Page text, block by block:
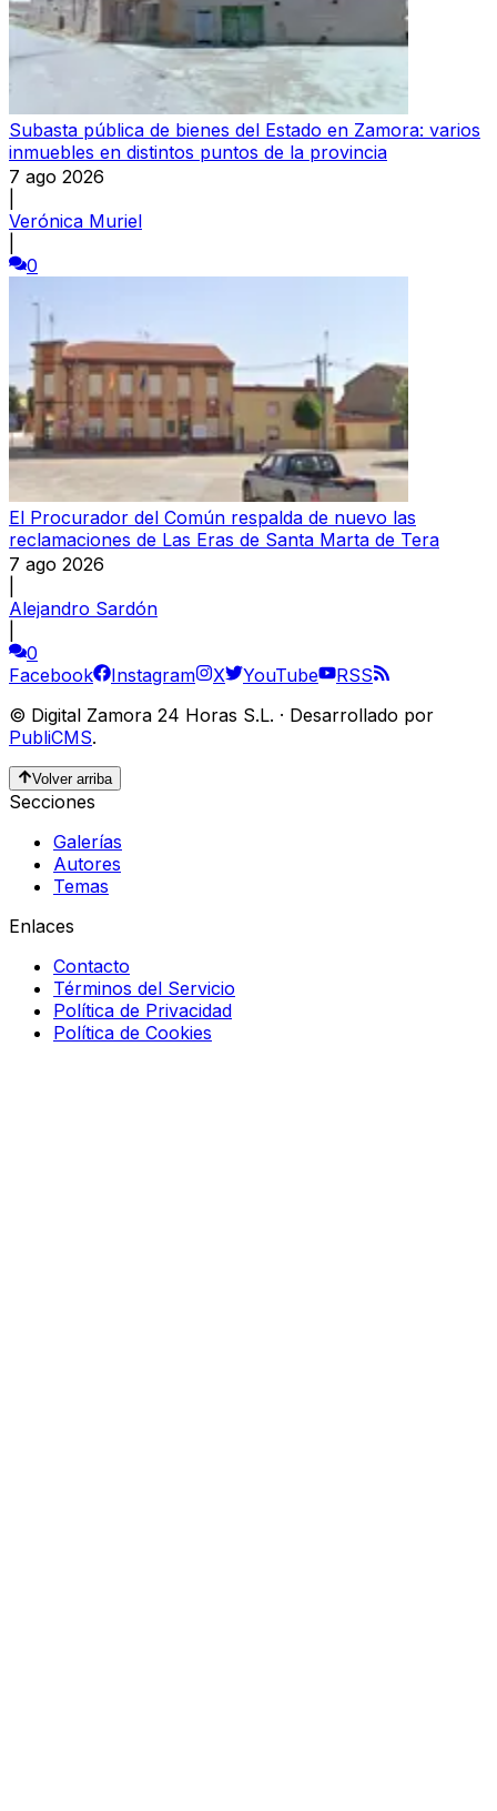
Subasta pública de bienes del Estado en Zamora: varios
inmuebles en distintos puntos de la provincia
7 ago 2026
Verónica Muriel
0
El Procurador del Común respalda de nuevo las
reclamaciones de Las Eras de Santa Marta de Tera
7 ago 2026
Alejandro Sardón
0
Facebook
Instagram X YouTube
RSS
© Digital Zamora 24 Horas S.L. · Desarrollado por
PubliCMS.
Volver arriba
Secciones
Galerías
Autores
Temas
Enlaces
Contacto
Términos del Servicio
Política de Privacidad
Política de Cookies